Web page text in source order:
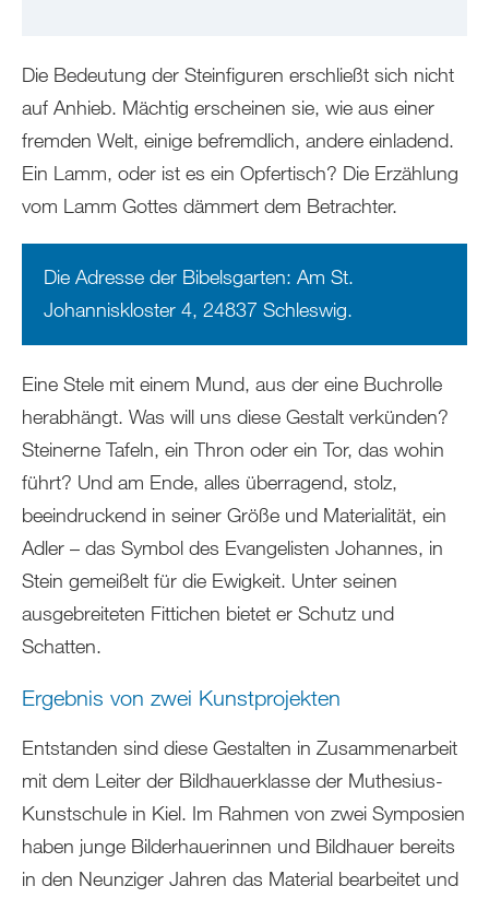
Die Bedeutung der Steinfiguren erschließt sich nicht
auf Anhieb. Mächtig erscheinen sie, wie aus einer
fremden Welt, einige befremdlich, andere einladend.
Ein Lamm, oder ist es ein Opfertisch? Die Erzählung
vom Lamm Gottes dämmert dem Betrachter.
Die Adresse der Bibelsgarten: Am St.
Johanniskloster 4, 24837 Schleswig.
Eine Stele mit einem Mund, aus der eine Buchrolle
herabhängt. Was will uns diese Gestalt verkünden?
Steinerne Tafeln, ein Thron oder ein Tor, das wohin
führt? Und am Ende, alles überragend, stolz,
beeindruckend in seiner Größe und Materialität, ein
Adler – das Symbol des Evangelisten Johannes, in
Stein gemeißelt für die Ewigkeit. Unter seinen
ausgebreiteten Fittichen bietet er Schutz und
Schatten.
Ergebnis von zwei Kunstprojekten
Entstanden sind diese Gestalten in Zusammenarbeit
mit dem Leiter der Bildhauerklasse der Muthesius-
Kunstschule in Kiel. Im Rahmen von zwei Symposien
haben junge Bilderhauerinnen und Bildhauer bereits
in den Neunziger Jahren das Material bearbeitet und